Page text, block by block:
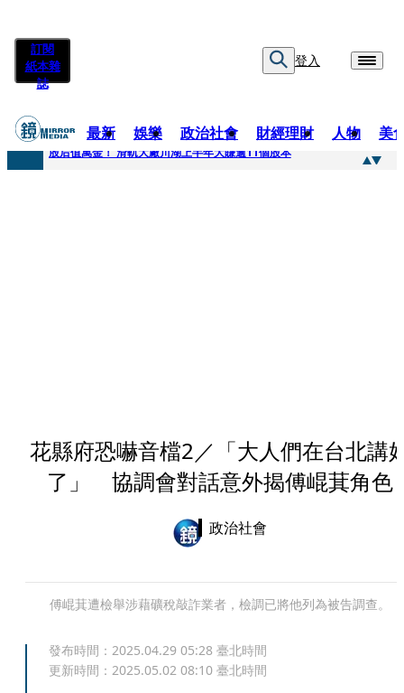
訂閱
紙本雜
誌
登入
最新 娛樂 政治社會 財經理財 人物 美
快訊
股后值萬金！ 滑軌大廠川湖上半年大賺逾11個股本
花縣府恐嚇音檔2／「大人們在台北講
了」 協調會對話意外揭傅崐萁角色
政治社會
傅崐萁遭檢舉涉藉礦稅敲詐業者，檢調已將他列為被告調查。
發布時間： 2025.04.29 05:28 臺北時間
更新時間： 2025.05.02 08:10 臺北時間